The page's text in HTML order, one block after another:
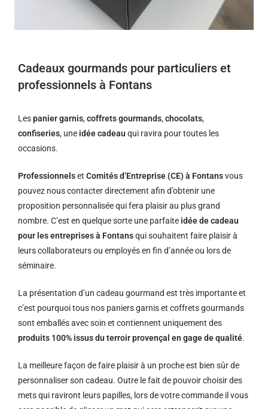
Cadeaux gourmands pour particuliers et
professionnels à Fontans
Lespanier garnis,coffrets gourmands,chocolats,
confiseries, une idée cadeau qui ravira pour toutes les
occasions.
Professionnelset Comités d’Entreprise (CE) à Fontansvous
pouvez nous contacter directement afin d’obtenir une
proposition personnalisée qui fera plaisir au plus grand
nombre. C’est en quelque sorte une parfaite idée de cadeau
pour les entreprises à Fontansqui souhaitent faire plaisir à
leurs collaborateurs ou employés en fin d’année ou lors de
séminaire.
La présentation d’un cadeau gourmand est très importante et
c’est pourquoi tous nos paniers garnis et coffrets gourmands
sont emballés avec soin et contiennent uniquement des
produits 100% issus du terroir provençal en gage de qualité.
La meilleure façon de faire plaisir à un proche est bien sûr de
personnaliser son cadeau. Outre le fait de pouvoir choisir des
mets qui raviront leurs papilles, lors de votre commande il vous